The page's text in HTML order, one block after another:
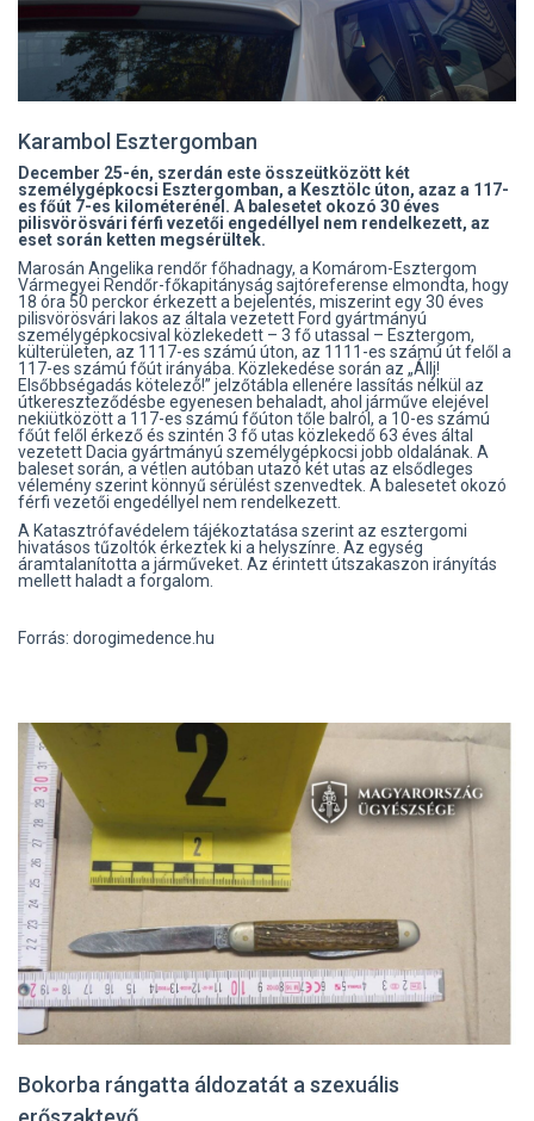
Karambol Esztergomban
December 25-én, szerdán este összeütközött két
személygépkocsi Esztergomban, a Kesztölc úton, azaz a 117-
es főút 7-es kilométerénél. A balesetet okozó 30 éves
pilisvörösvári férfi vezetői engedéllyel nem rendelkezett, az
eset során ketten megsérültek.
Marosán Angelika rendőr főhadnagy, a Komárom-Esztergom
Vármegyei Rendőr-főkapitányság sajtóreferense elmondta, hogy
18 óra 50 perckor érkezett a bejelentés, miszerint egy 30 éves
pilisvörösvári lakos az általa vezetett Ford gyártmányú
személygépkocsival közlekedett – 3 fő utassal – Esztergom,
külterületen, az 1117-es számú úton, az 1111-es számú út felől a
117-es számú főút irányába. Közlekedése során az „Állj!
Elsőbbségadás kötelező!” jelzőtábla ellenére lassítás nélkül az
útkereszteződésbe egyenesen behaladt, ahol járműve elejével
nekiütközött a 117-es számú főúton tőle balról, a 10-es számú
főút felől érkező és szintén 3 fő utas közlekedő 63 éves által
vezetett Dacia gyártmányú személygépkocsi jobb oldalának. A
baleset során, a vétlen autóban utazó két utas az elsődleges
vélemény szerint könnyű sérülést szenvedtek. A balesetet okozó
férfi vezetői engedéllyel nem rendelkezett.
A Katasztrófavédelem tájékoztatása szerint az esztergomi
hivatásos tűzoltók érkeztek ki a helyszínre. Az egység
áramtalanította a járműveket. Az érintett útszakaszon irányítás
mellett haladt a forgalom.
Forrás: dorogimedence.hu
Bokorba rángatta áldozatát a szexuális